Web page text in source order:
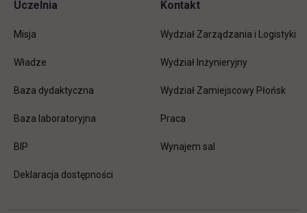
Uczelnia
Misja
Władze
Baza dydaktyczna
Baza laboratoryjna
BIP
Deklaracja dostępności
Kontakt
Wydział Zarządzania i Logistyki
Wydział Inżynieryjny
Wydział Zamiejscowy Płońsk
Praca
Wynajem sal